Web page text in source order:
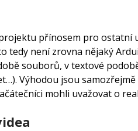
přínosem pro ostatní
tedy není zrovna nějaký
souborů, v textové
Výhodou jsou
mohli uvažovat o